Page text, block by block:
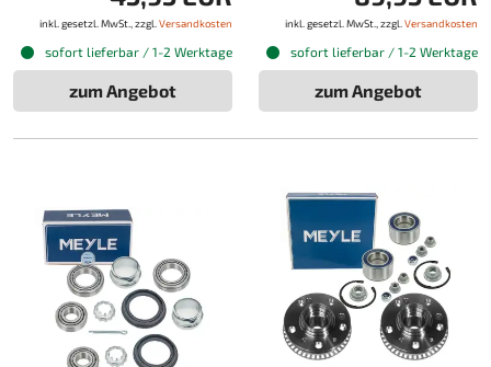
inkl. gesetzl. MwSt., zzgl. Versandkosten
sofort lieferbar / 1-2 Werktage
zum Angebot
inkl. gesetzl. MwSt., zzgl. Versandkosten
sofort lieferbar / 1-2 Werktage
zum Angebot